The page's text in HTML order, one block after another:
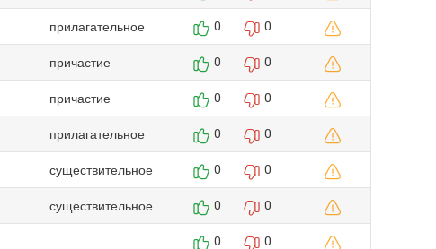
прилагательное 0 0
причастие 0 0
причастие 0 0
прилагательное 0 0
существительное 0 0
существительное 0 0
0 0